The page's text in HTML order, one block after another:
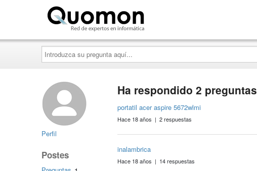
Introduzca
su
pregunta
aquí...
Perfil
Postes
Ha respondido 2 preguntas
portatil acer aspire 5672wlmi
Hace 18 años | 2 respuestas
inalambrica
Hace 18 años | 14 respuestas